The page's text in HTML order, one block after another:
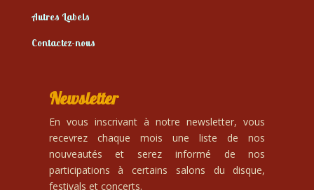
Autres Labels
Contactez-nous
Newsletter
En vous inscrivant à notre newsletter, vous
recevrez chaque mois une liste de nos
nouveautés et serez informé de nos
participations à certains salons du disque,
festivals et concerts.